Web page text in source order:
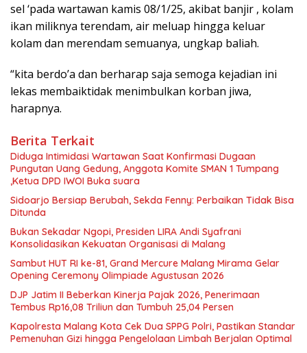
sel ‘pada wartawan kamis 08/1/25, akibat banjir , kolam
ikan miliknya terendam, air meluap hingga keluar
kolam dan merendam semuanya, ungkap baliah.
“kita berdo’a dan berharap saja semoga kejadian ini
lekas membaiktidak menimbulkan korban jiwa,
harapnya.
Berita Terkait
Diduga Intimidasi Wartawan Saat Konfirmasi Dugaan
Pungutan Uang Gedung, Anggota Komite SMAN 1 Tumpang
,Ketua DPD IWOI Buka suara
Sidoarjo Bersiap Berubah, Sekda Fenny: Perbaikan Tidak Bisa
Ditunda
Bukan Sekadar Ngopi, Presiden LIRA Andi Syafrani
Konsolidasikan Kekuatan Organisasi di Malang
Sambut HUT RI ke-81, Grand Mercure Malang Mirama Gelar
Opening Ceremony Olimpiade Agustusan 2026
DJP Jatim II Beberkan Kinerja Pajak 2026, Penerimaan
Tembus Rp16,08 Triliun dan Tumbuh 25,04 Persen
Kapolresta Malang Kota Cek Dua SPPG Polri, Pastikan Standar
Pemenuhan Gizi hingga Pengelolaan Limbah Berjalan Optimal